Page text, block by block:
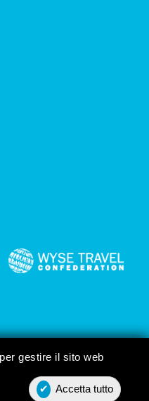
Contact
gestire il sito web
✔ Accetta tutto